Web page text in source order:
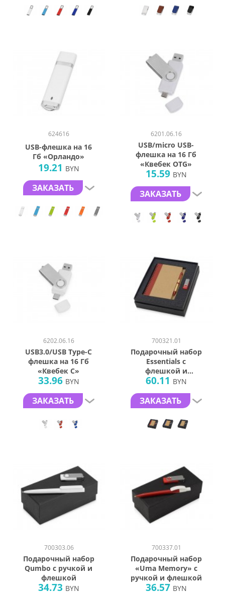
624616
USB-флешка на 16
Гб «Орландо»
19.21 BYN
ЗАКАЗАТЬ
6201.06.16
USB/micro USB-
флешка на 16 Гб
«Квебек OTG»
15.59 BYN
ЗАКАЗАТЬ
6202.06.16
USB3.0/USB Type-C
флешка на 16 Гб
«Квебек C»
33.96 BYN
ЗАКАЗАТЬ
700321.01
Подарочный набор
Essentials с
флешкой и
блокнотом А5 с
60.11 BYN
ЗАКАЗАТЬ
700303.06
Подарочный набор
Qumbo с ручкой и
флешкой
34.73 BYN
700337.01
Подарочный набор
«Uma Memory» с
ручкой и флешкой
36.57 BYN